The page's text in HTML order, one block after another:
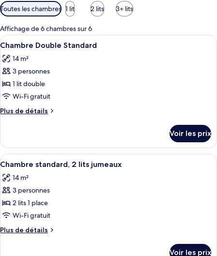
Filtres
disponibles
pour
les
chambres
Toutes les chambres 1 lit 2 lits 3+ lits
Affichage de 6 chambres sur 6
Afficher
toutes
les
photos
pour
ce
type
de
Chambre
Double
Standard
Une chambre d’hôtel avec un lit, un
8
Chambre Double Standard
14 m²
3 personnes
1 lit double
Wi-Fi gratuit
Plus de détails
Plus
le
type
de
Chambre
Double
Voir les prix
Afficher
toutes
les
photos
pour
ce
type
de
Une chambre d’hôtel équipée d’un
9
Chambre standard, 2 lits jumeaux
14 m²
3 personnes
2 lits 1 place
Wi-Fi gratuit
Plus de détails
Plus
Voir les prix